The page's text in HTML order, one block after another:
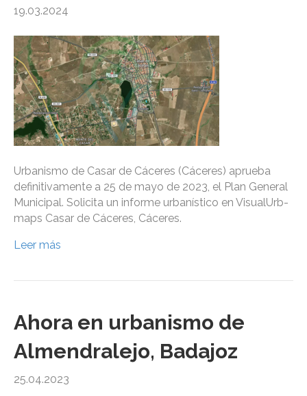
19.03.2024
Urbanismo de Casar de Cáceres (Cáceres) aprueba
definitivamente a 25 de mayo de 2023, el Plan General
Municipal. Solicita un informe urbanístico en VisualUrb-
maps Casar de Cáceres, Cáceres.
Leer más
Ahora en urbanismo de
Almendralejo, Badajoz
25.04.2023